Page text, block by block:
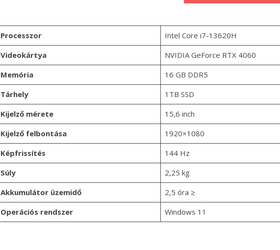
Processzor
Intel Core i7-13620H
Videokártya
NVIDIA GeForce RTX 4060
Memória
16 GB DDR5
Tárhely
1TB SSD
Kijelző mérete
15,6 inch
Kijelző felbontása
1920×1080
Képfrissítés
144 Hz
Súly
2,25 kg
Akkumulátor üzemidő
2,5 óra ≥
Operációs rendszer
Windows 11